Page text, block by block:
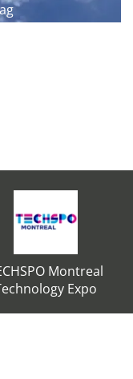
Montreal
Expo